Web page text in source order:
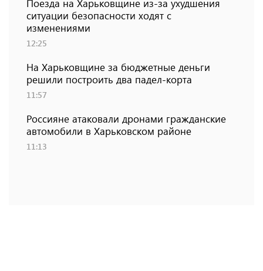
Поезда на Харьковщине из-за ухудшения
ситуации безопасности ходят с
изменениями
12:25
На Харьковщине за бюджетные деньги
решили построить два падел-корта
11:57
Россияне атаковали дронами гражданские
автомобили в Харьковском районе
11:13